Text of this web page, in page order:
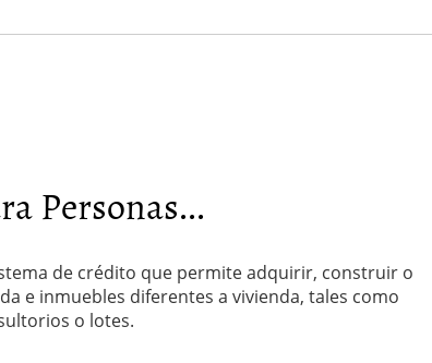
Creando Espacios que Inspiran
boda con un Wedding Planner
bien explicada
Personas...
de crédito que permite adquirir, construir o
e inmuebles diferentes a vivienda, tales como
o lotes.